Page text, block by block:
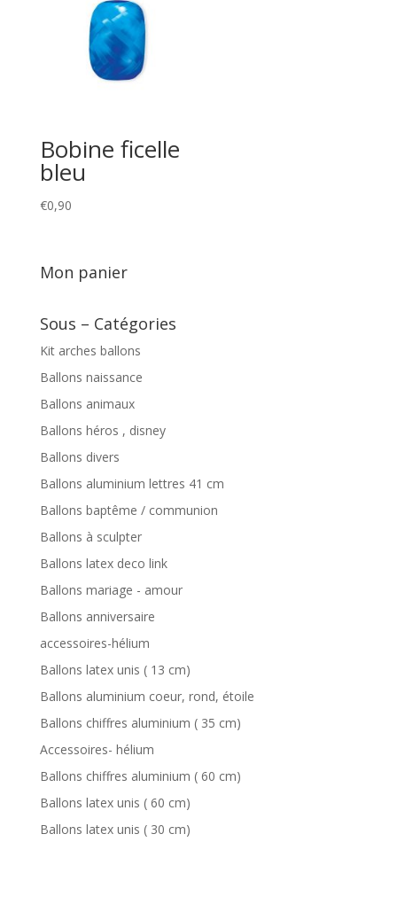
Bobine ficelle
bleu
€0,90
Mon panier
Sous – Catégories
Kit arches ballons
Ballons naissance
Ballons animaux
Ballons héros , disney
Ballons divers
Ballons aluminium lettres 41 cm
Ballons baptême / communion
Ballons à sculpter
Ballons latex deco link
Ballons mariage - amour
Ballons anniversaire
accessoires-hélium
Ballons latex unis ( 13 cm)
Ballons aluminium coeur, rond, étoile
Ballons chiffres aluminium ( 35 cm)
Accessoires- hélium
Ballons chiffres aluminium ( 60 cm)
Ballons latex unis ( 60 cm)
Ballons latex unis ( 30 cm)